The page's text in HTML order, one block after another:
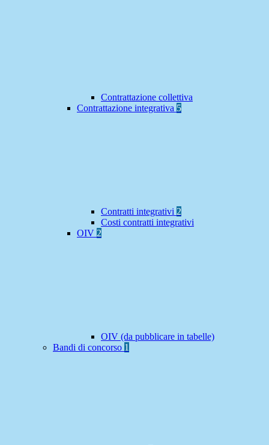
Contrattazione collettiva
Contrattazione integrativa 5
Contratti integrativi 2
Costi contratti integrativi
OIV 2
OIV (da pubblicare in tabelle)
Bandi di concorso 1